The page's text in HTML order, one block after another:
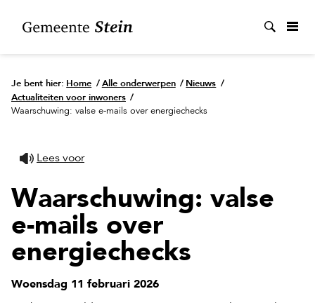
Je bent hier: Home / Alle onderwerpen / Nieuws /
Actualiteiten voor inwoners /
Waarschuwing: valse e-mails over energiechecks
Lees voor
Waarschuwing: valse
e-mails over
energiechecks
Woensdag 11 februari 2026